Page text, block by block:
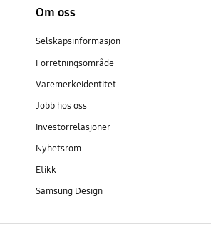
Om oss
Selskapsinformasjon
Forretningsområde
Varemerkeidentitet
Jobb hos oss
Investorrelasjoner
Nyhetsrom
Etikk
Samsung Design